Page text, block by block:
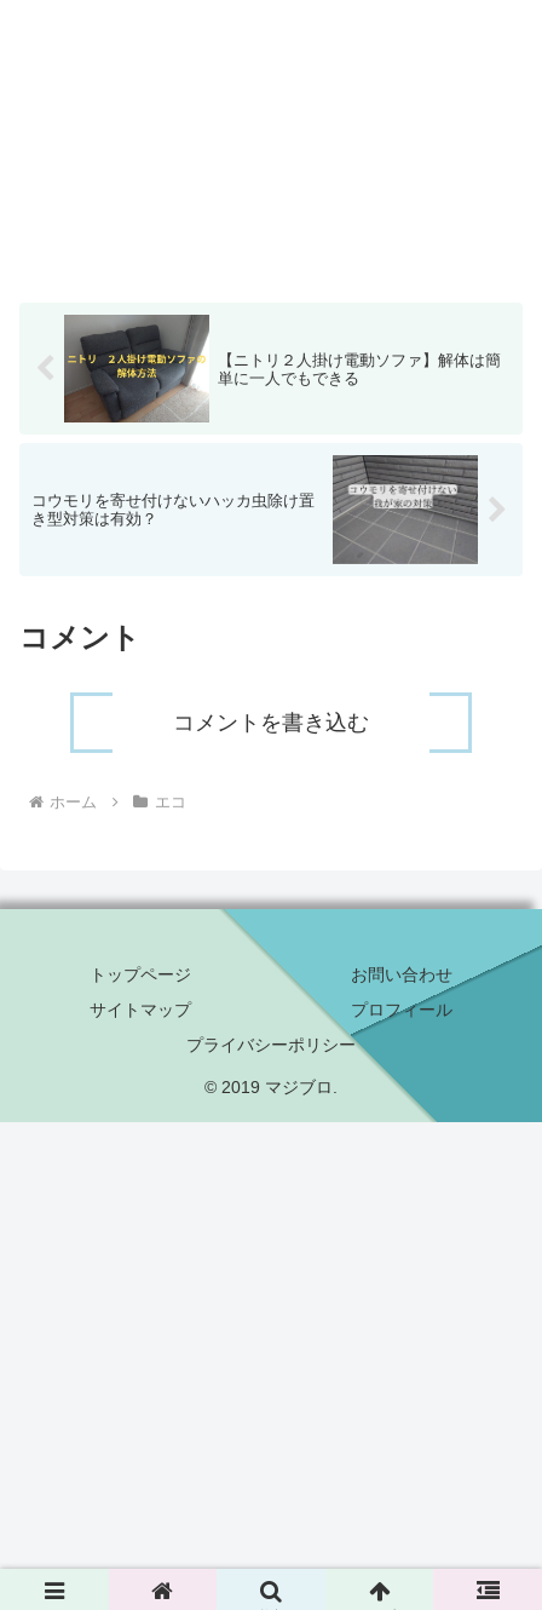
【ニトリ２人掛け電動ソファ】解体は簡
単に一人でもできる
コウモリを寄せ付けないハッカ虫除け置
き型対策は有効？
コメント
コメントを書き込む
ホーム エコ
トップページ
お問い合わせ
サイトマップ
プロフィール
プライバシーポリシー
© 2019 マジブロ.